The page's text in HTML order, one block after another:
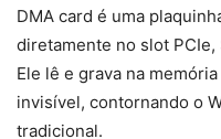
DMA card é uma
diretamente no slot PCIe,
Ele lê e grava na
invisível, contornando o
tradicional.